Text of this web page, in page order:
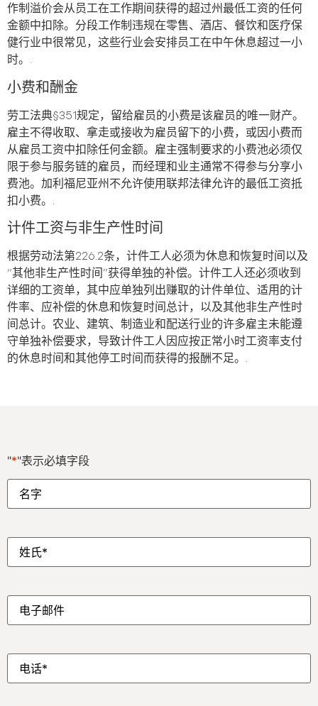
作制溢价会从员工在工作期间获得的超过州最低工资的任何
金额中扣除。分段工作制违规在零售、酒店、餐饮和医疗保
健行业中很常见，这些行业会安排员工在中午休息超过一小
时。.
小费和酬金
劳工法典§351规定，留给雇员的小费是该雇员的唯一财产。
雇主不得收取、拿走或接收为雇员留下的小费，或因小费而
从雇员工资中扣除任何金额。雇主强制要求的小费池必须仅
限于参与服务链的雇员，而经理和业主通常不得参与分享小
费池。加利福尼亚州不允许使用联邦法律允许的最低工资抵
扣小费。.
计件工资与非生产性时间
根据劳动法第226.2条，计件工人必须为休息和恢复时间以及
“其他非生产性时间”获得单独的补偿。计件工人还必须收到
详细的工资单，其中应单独列出赚取的计件单位、适用的计
件率、应补偿的休息和恢复时间总计，以及其他非生产性时
间总计。农业、建筑、制造业和配送行业的许多雇主未能遵
守单独补偿要求，导致计件工人因应按正常小时工资率支付
的休息时间和其他停工时间而获得的报酬不足。.
"*"表示必填字段
名
*
姓
电
邮
电
*